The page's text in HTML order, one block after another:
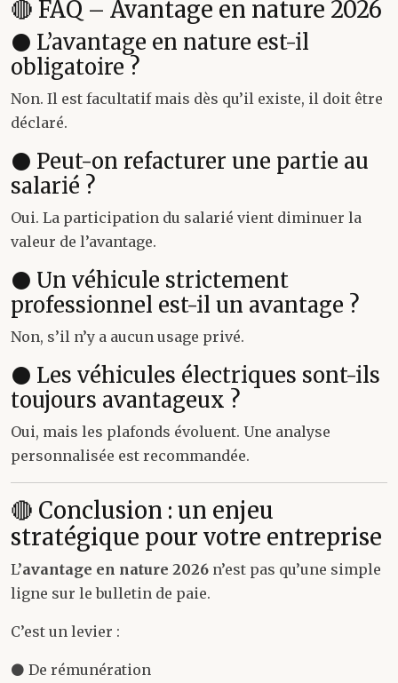
🔴 FAQ – Avantage en nature 2026
⚫ L’avantage en nature est-il
obligatoire ?
Non. Il est facultatif mais dès qu’il existe, il doit être
déclaré.
⚫ Peut-on refacturer une partie au
salarié ?
Oui. La participation du salarié vient diminuer la
valeur de l’avantage.
⚫ Un véhicule strictement
professionnel est-il un avantage ?
Non, s’il n’y a aucun usage privé.
⚫ Les véhicules électriques sont-ils
toujours avantageux ?
Oui, mais les plafonds évoluent. Une analyse
personnalisée est recommandée.
🔴 Conclusion : un enjeu
stratégique pour votre entreprise
L’avantage en nature 2026 n’est pas qu’une simple
ligne sur le bulletin de paie.
C’est un levier :
⚫ De rémunération